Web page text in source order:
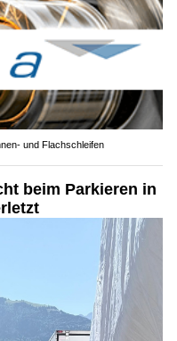
und Flachschleifen
beim Parkieren in